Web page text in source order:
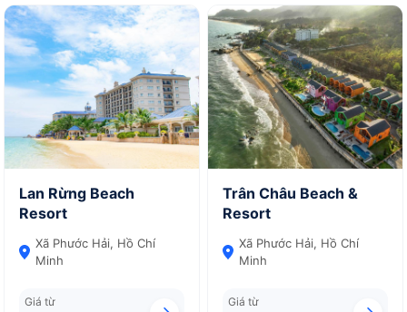
Lan Rừng Beach
Resort
Xã Phước Hải, Hồ Chí
Minh
Giá từ
Trân Châu Beach &
Resort
Xã Phước Hải, Hồ Chí
Minh
Giá từ